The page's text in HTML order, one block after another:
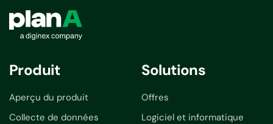
Produit
Aperçu du produit
Collecte de données
Solutions
Offres
Logiciel et informatique